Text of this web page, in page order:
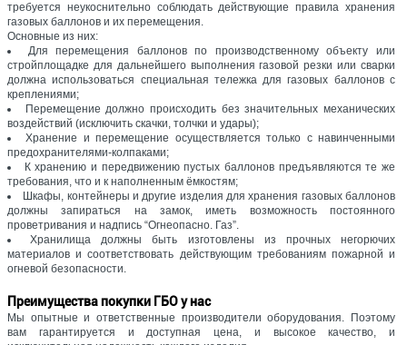
требуется неукоснительно соблюдать действующие правила хранения
газовых баллонов и их перемещения.
Основные из них:
Для перемещения баллонов по производственному объекту или
стройплощадке для дальнейшего выполнения газовой резки или сварки
должна использоваться специальная тележка для газовых баллонов с
креплениями;
Перемещение должно происходить без значительных механических
воздействий (исключить скачки, толчки и удары);
Хранение и перемещение осуществляется только с навинченными
предохранителями-колпаками;
К хранению и передвижению пустых баллонов предъявляются те же
требования, что и к наполненным ёмкостям;
Шкафы, контейнеры и другие изделия для хранения газовых баллонов
должны запираться на замок, иметь возможность постоянного
проветривания и надпись “Огнеопасно. Газ”.
Хранилища должны быть изготовлены из прочных негорючих
материалов и соответствовать действующим требованиям пожарной и
огневой безопасности.
Преимущества покупки ГБО у нас
Мы опытные и ответственные производители оборудования. Поэтому
вам гарантируется и доступная цена, и высокое качество, и